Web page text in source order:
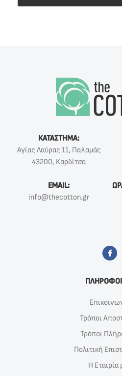
ΚΑΤΑΣΤΗΜΑ:
Αγίας Λαύρας 11, Παλαμάς
43200, Καρδίτσα
EMAIL:
info@thecotton.gr
Τρόποι
Τρόποι
Πολιτική
Η Εταιρία